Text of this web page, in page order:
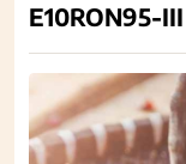
E10RON95-